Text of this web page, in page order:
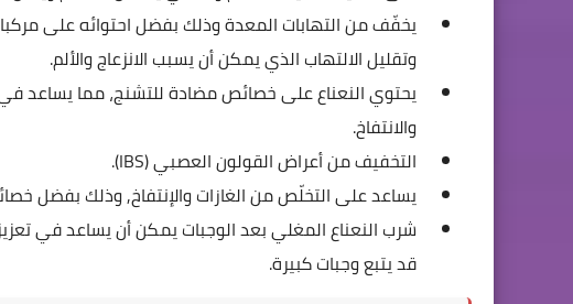
يخفّف من التهابات المعدة وذلك بفضل احتوائه على
وتقليل الالتهاب الذي يمكن أن يسبب الانزعاج والألم.
يحتوي النعناع على خصائص مضادة للتشنج، مما يساعد
والانتفاخ.
التخفيف من أعراض القولون العصبي (IBS).
يساعد على التخلّص من الغازات والإنتفاخ, وذلك بفضل
شرب النعناع المغلي بعد الوجبات يمكن أن يساعد في
قد يتبع وجبات كبيرة.